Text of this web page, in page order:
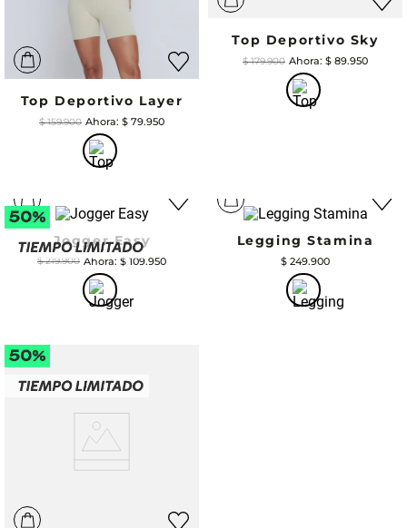
Top Deportivo Layer
$ 159.900 $ 79.950
Top Deportivo Sky
$ 179.900 $ 89.950
Jogger Easy
$ 219.900 $ 109.950
Legging Stamina
$ 249.900